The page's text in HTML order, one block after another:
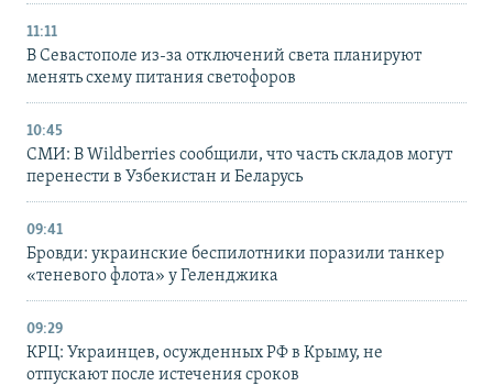
11:11
В Севастополе из-за отключений света планируют
менять схему питания светофоров
10:45
СМИ: В Wildberries сообщили, что часть складов могут
перенести в Узбекистан и Беларусь
09:41
Бровди: украинские беспилотники поразили танкер
«теневого флота» у Геленджика
09:29
КРЦ: Украинцев, осужденных РФ в Крыму, не
отпускают после истечения сроков